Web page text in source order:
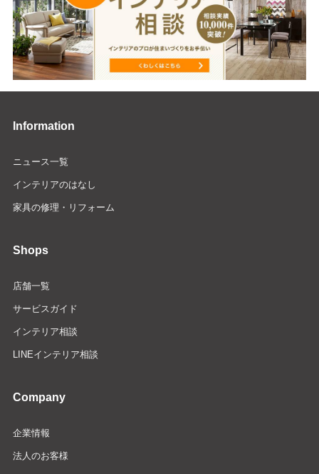
Information
ニュース一覧
インテリアのはなし
家具の修理・リフォーム
Shops
店舗一覧
サービスガイド
インテリア相談
LINEインテリア相談
Company
企業情報
法人のお客様